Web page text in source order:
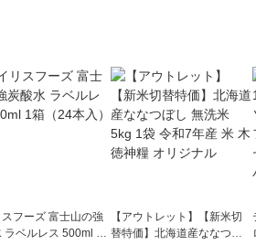
フーズ 富士山の強
ラベルレス 500ml 1
【アウトレット】【新米切
替特価】北海道産ななつぼ